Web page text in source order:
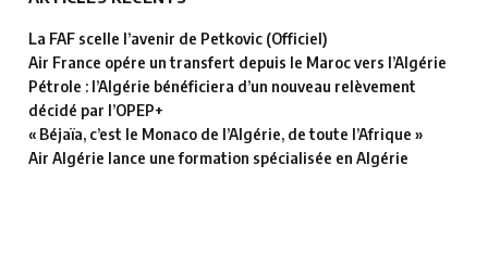
La FAF scelle l’avenir de Petkovic (Officiel)
Air France opére un transfert depuis le Maroc vers l’Algérie
Pétrole : l’Algérie bénéficiera d’un nouveau relèvement
décidé par l’OPEP+
« Béjaïa, c’est le Monaco de l’Algérie, de toute l’Afrique »
Air Algérie lance une formation spécialisée en Algérie